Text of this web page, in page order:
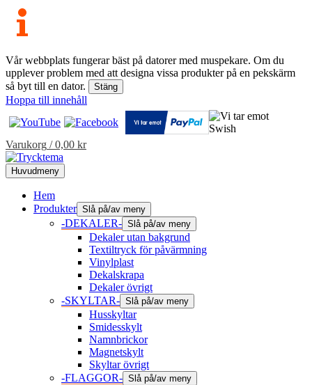
Vår webbplats fungerar bäst på datorer med muspekare. Om du
upplever problem med att designa vissa produkter på en pekskärm
så byt till en dator.
Stäng
Hoppa till innehåll
Varukorg /0,00 kr
Huvudmeny
Hem
Produkter Slå på/av meny
-DEKALER- Slå på/av meny
Dekaler utan bakgrund
Textiltryck för påvärmning
Vinylplast
Dekalskrapa
Dekaler övrigt
-SKYLTAR- Slå på/av meny
Husskyltar
Smidesskylt
Namnbrickor
Magnetskylt
Skyltar övrigt
-FLAGGOR- Slå på/av meny